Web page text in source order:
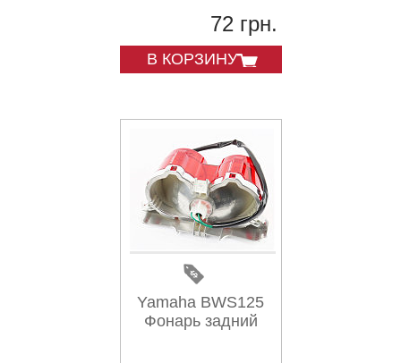
72 грн.
В КОРЗИНУ
Yamaha BWS125
Фонарь задний